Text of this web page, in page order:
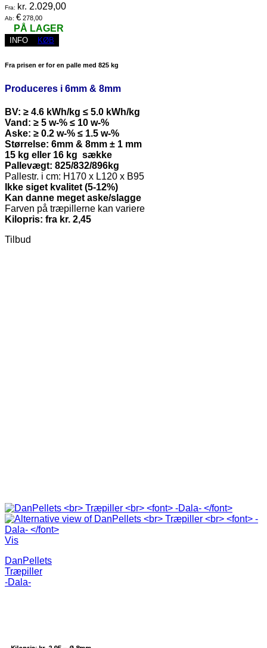
Fra: kr. 2.029,00
Ab: € 278,00
PÅ LAGER
INFO KØB
Fra prisen er for en palle med 825 kg
Produceres i 6mm & 8mm
BV: ≥ 4.6 kWh/kg ≤ 5.0 kWh/kg
Vand: ≥ 5 w-% ≤ 10 w-%
Aske: ≥ 0.2 w-% ≤ 1.5 w-%
Størrelse: 6mm & 8mm ± 1 mm
15 kg eller 16 kg sække
Pallevægt: 825/832/896kg
Pallestr. i cm: H170 x L120 x B95
Ikke siget kvalitet (5-12%)
Kan danne meget aske/slagge
Farven på træpillerne kan variere
Kilopris: fra kr. 2,45
Tilbud
Vis
DanPellets
Træpiller
-Dala-